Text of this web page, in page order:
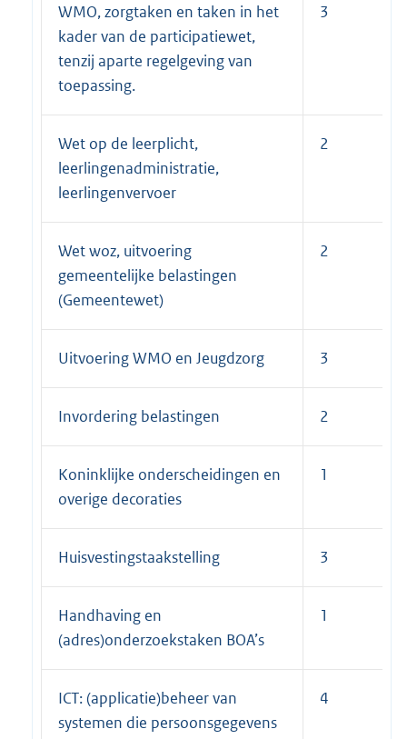
WMO, zorgtaken en taken in het
kader van de participatiewet,
tenzij aparte regelgeving van
toepassing.
3
Wet op de leerplicht,
leerlingenadministratie,
leerlingenvervoer
2
Wet woz, uitvoering
gemeentelijke belastingen
(Gemeentewet)
2
Uitvoering WMO en Jeugdzorg 3
Invordering belastingen 2
Koninklijke onderscheidingen en
overige decoraties
1
Huisvestingstaakstelling 3
Handhaving en
(adres)onderzoekstaken BOA’s
1
ICT: (applicatie)beheer van
systemen die persoonsgegevens
4